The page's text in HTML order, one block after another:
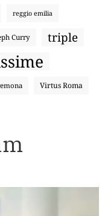
reggio emilia
Curry triple
Virtus Roma